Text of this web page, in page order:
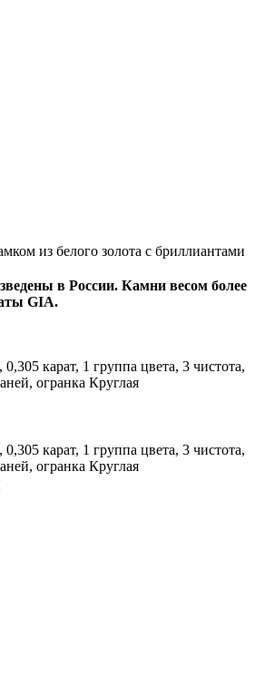
из белого золота с бриллиантами
в России. Камни весом более
GIA.
0,305 карат, 1 группа цвета, 3 чистота,
огранка Круглая
0,305 карат, 1 группа цвета, 3 чистота,
огранка Круглая